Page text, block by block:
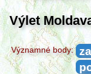
Výlet
Významné body: